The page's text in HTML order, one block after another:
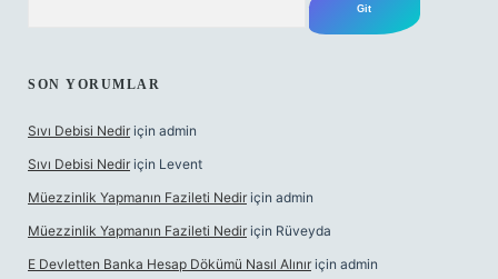
SON YORUMLAR
Sıvı Debisi Nedir için admin
Sıvı Debisi Nedir için Levent
Müezzinlik Yapmanın Fazileti Nedir için admin
Müezzinlik Yapmanın Fazileti Nedir için Rüveyda
E Devletten Banka Hesap Dökümü Nasıl Alınır için admin